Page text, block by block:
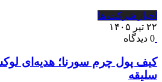
اخبار شرکت ها
۲۲ تیر ۱۴۰۵
0 دیدگاه
کیف پول چرم سورنا؛ هدیه‌ای
سلیقه